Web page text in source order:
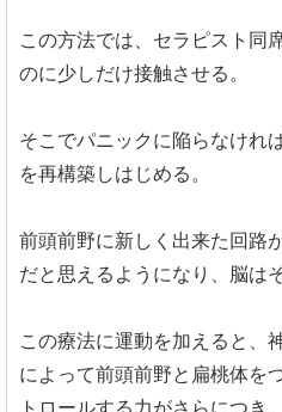
この方法では、セラピスト同
のに少しだけ接触させる。
そこでパニックに陥らなけれ
を再構築しはじめる。
前頭前野に新しく出来た回路
だと思えるようになり、脳は
この療法に運動を加えると、
によって前頭前野と扁桃体を